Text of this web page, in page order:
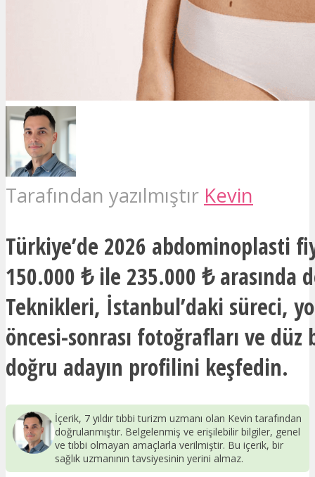
Tarafından yazılmıştır Kevin
Türkiye’de 2026 abdominoplasti
150.000 ₺ ile 235.000 ₺ arasında
Teknikleri, İstanbul’daki süreci,
öncesi-sonrası fotoğrafları ve düz
doğru adayın profilini keşfedin.
İçerik, 7 yıldır tıbbi turizm uzmanı olan Kevin tarafından
doğrulanmıştır. Belgelenmiş ve erişilebilir bilgiler, genel
ve tıbbi olmayan amaçlarla verilmiştir. Bu içerik, bir
sağlık uzmanının tavsiyesinin yerini almaz.